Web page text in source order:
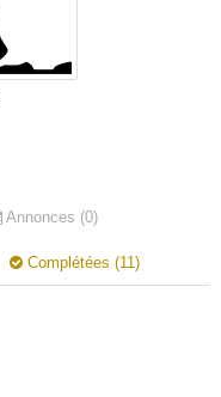
Annonces (0)
Complétées (11)